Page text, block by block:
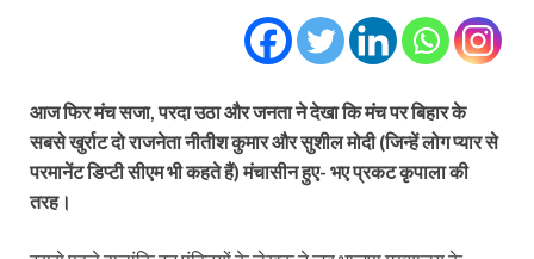
आज फिर मंच सजा, परदा उठा और जनता ने देखा कि मंच पर बिहार के
सबसे खुर्राट दो राजनेता नीतीश कुमार और सुशील मोदी (जिन्हें लोग प्यार से
परमानेंट डिप्टी सीएम भी कहते हैं) मंचासीन हुए- भए प्रकट कृपाला की
तरह।